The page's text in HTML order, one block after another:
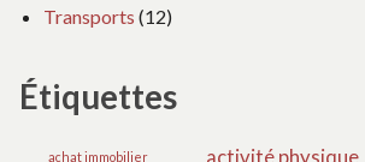
Transports (12)
Étiquettes
achat immobilier